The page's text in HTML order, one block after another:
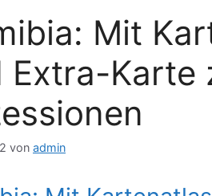
Mit
Extra-Karte
von admin